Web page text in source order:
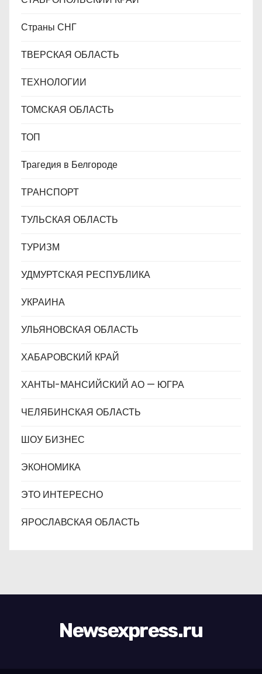
Страны СНГ
ТВЕРСКАЯ ОБЛАСТЬ
ТЕХНОЛОГИИ
ТОМСКАЯ ОБЛАСТЬ
ТОП
Трагедия в Белгороде
ТРАНСПОРТ
ТУЛЬСКАЯ ОБЛАСТЬ
ТУРИЗМ
УДМУРТСКАЯ РЕСПУБЛИКА
УКРАИНА
УЛЬЯНОВСКАЯ ОБЛАСТЬ
ХАБАРОВСКИЙ КРАЙ
ХАНТЫ-МАНСИЙСКИЙ АО — ЮГРА
ЧЕЛЯБИНСКАЯ ОБЛАСТЬ
ШОУ БИЗНЕС
ЭКОНОМИКА
ЭТО ИНТЕРЕСНО
ЯРОСЛАВСКАЯ ОБЛАСТЬ
Newsexpress.ru